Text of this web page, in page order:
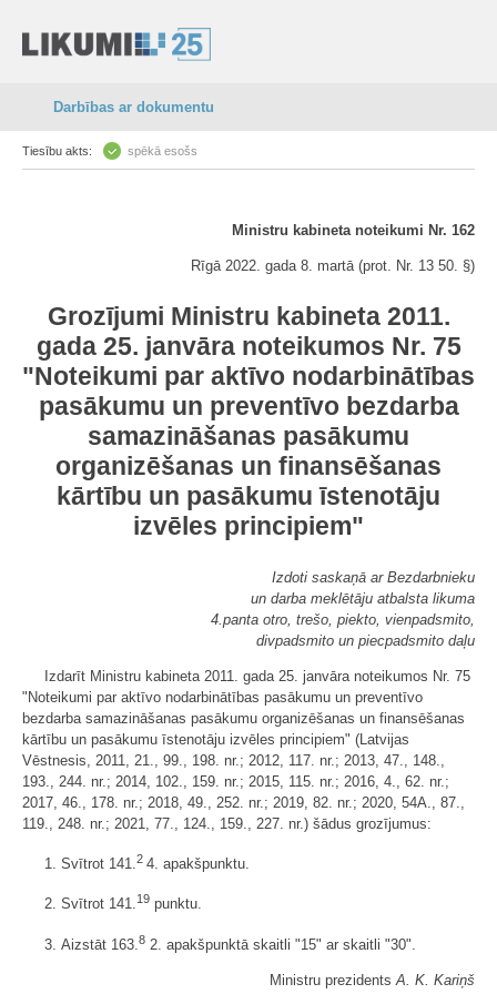
Darbības ar dokumentu
Tiesību akts: spēkā esošs
Ministru kabineta noteikumi Nr. 162
Rīgā 2022. gada 8. martā (prot. Nr. 13 50. §)
Grozījumi Ministru kabineta 2011.
gada 25. janvāra noteikumos Nr. 75
"Noteikumi par aktīvo nodarbinātības
pasākumu un preventīvo bezdarba
samazināšanas pasākumu
organizēšanas un finansēšanas
kārtību un pasākumu īstenotāju
izvēles principiem"
Izdoti saskaņā ar Bezdarbnieku
un darba meklētāju atbalsta likuma
4.panta otro, trešo, piekto, vienpadsmito,
divpadsmito un piecpadsmito daļu
Izdarīt Ministru kabineta 2011. gada 25. janvāra noteikumos Nr. 75
"Noteikumi par aktīvo nodarbinātības pasākumu un preventīvo
bezdarba samazināšanas pasākumu organizēšanas un finansēšanas
kārtību un pasākumu īstenotāju izvēles principiem" (Latvijas
Vēstnesis, 2011, 21., 99., 198. nr.; 2012, 117. nr.; 2013, 47., 148.,
193., 244. nr.; 2014, 102., 159. nr.; 2015, 115. nr.; 2016, 4., 62. nr.;
2017, 46., 178. nr.; 2018, 49., 252. nr.; 2019, 82. nr.; 2020, 54A., 87.,
119., 248. nr.; 2021, 77., 124., 159., 227. nr.) šādus grozījumus:
1. Svītrot 141.2 4. apakšpunktu.
2. Svītrot 141.19 punktu.
3. Aizstāt 163. 8 2. apakšpunktā skaitli "15" ar skaitli "30".
Ministru prezidents A. K. Kariņš